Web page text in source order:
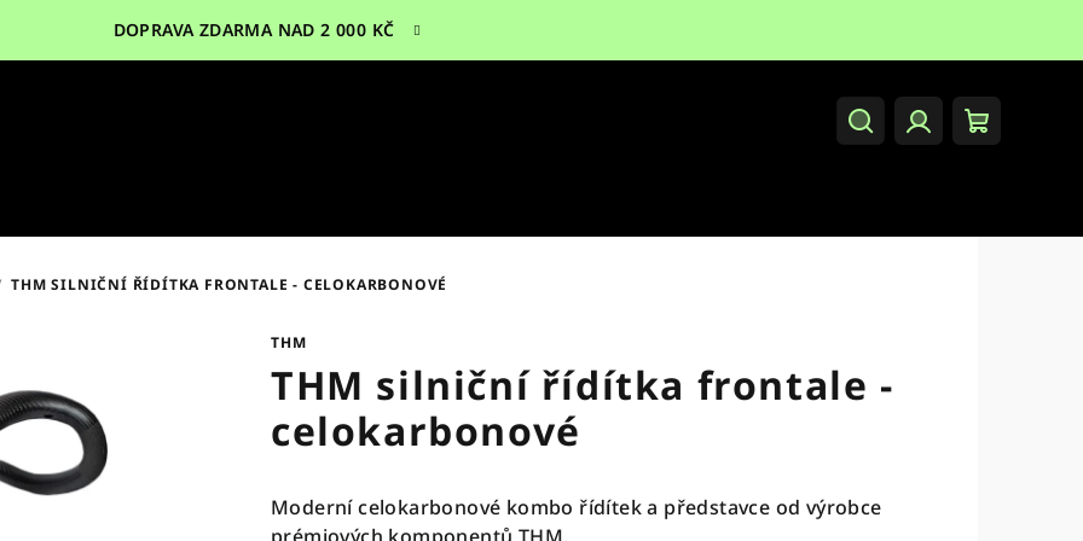
DOPRAVA ZDARMA NAD 2 000 KČ
HledatPřihlášeníNákupní
THM SILNIČNÍ ŘÍDÍTKA FRONTALE - CELOKARBONOVÉ
THM
THM silniční řídítka frontale -
celokarbonové
Moderní celokarbonové kombo řídítek a představce od výrobce